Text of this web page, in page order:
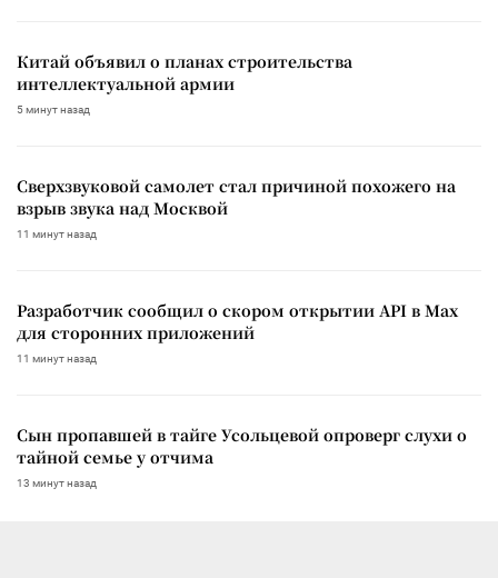
Китай объявил о планах строительства
интеллектуальной армии
5 минут назад
Сверхзвуковой самолет стал причиной похожего на
взрыв звука над Москвой
11 минут назад
Разработчик сообщил о скором открытии API в Max
для сторонних приложений
11 минут назад
Сын пропавшей в тайге Усольцевой опроверг слухи о
тайной семье у отчима
13 минут назад